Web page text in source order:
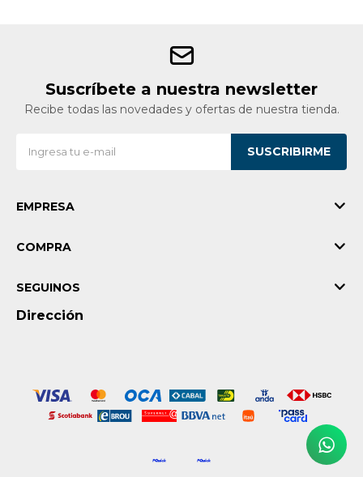
Suscríbete a nuestra newsletter
Recibe todas las novedades y ofertas de nuestra tienda.
SUSCRIBIRME
EMPRESA
COMPRA
Dirección
SEGUINOS
Ferretería
Vestimenta y calzado